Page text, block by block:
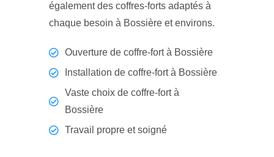
également des coffres-forts adaptés à
chaque besoin à Bossière et environs.
Ouverture de coffre-fort à Bossière
Installation de coffre-fort à Bossière
Vaste choix de coffre-fort à
Bossière
Travail propre et soigné